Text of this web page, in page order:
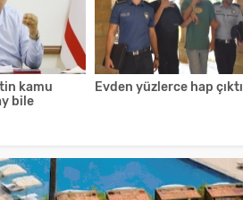
kamu
bile
Evden yüzlerce hap çıktı